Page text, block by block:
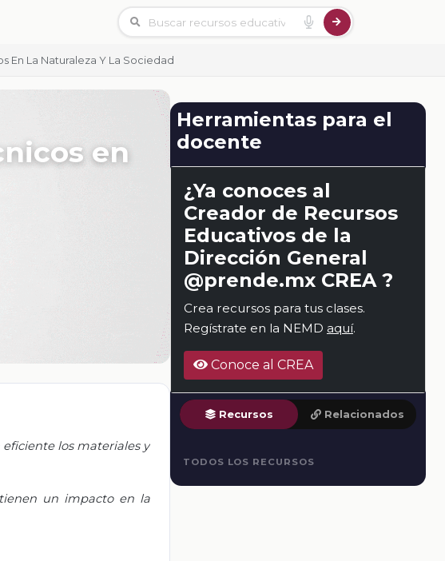
En La Naturaleza Y La Sociedad
en
los materiales y
un impacto en la
Herramientas para el
docente
¿Ya conoces al
Creador de Recursos
Educativos de la
Dirección General
@prende.mx CREA ?
Crea recursos para tus clases.
Regístrate en la NEMD aquí.
Conoce al CREA
Recursos Relacionados
TODOS LOS RECURSOS